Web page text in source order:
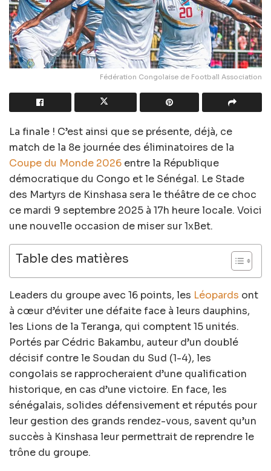
Fédération Congolaise de Football Association
La finale ! C’est ainsi que se présente, déjà, ce
match de la 8e journée des éliminatoires de la
Coupe du Monde 2026 entre la République
démocratique du Congo et le Sénégal. Le Stade
des Martyrs de Kinshasa sera le théâtre de ce choc
ce mardi 9 septembre 2025 à 17h heure locale. Voici
une nouvelle occasion de miser sur 1xBet.
Table des matières
Leaders du groupe avec 16 points, les Léopards ont
à cœur d’éviter une défaite face à leurs dauphins,
les Lions de la Teranga, qui comptent 15 unités.
Portés par Cédric Bakambu, auteur d’un doublé
décisif contre le Soudan du Sud (1-4), les
congolais se rapprocheraient d’une qualification
historique, en cas d’une victoire. En face, les
sénégalais, solides défensivement et réputés pour
leur gestion des grands rendez-vous, savent qu’un
succès à Kinshasa leur permettrait de reprendre le
trône du groupe.